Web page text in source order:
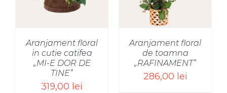
Aranjament floral
in cutie catifea
„MI-E DOR DE
TINE”
319,00 lei
Aranjament floral
de toamna
„RAFINAMENT”
286,00 lei